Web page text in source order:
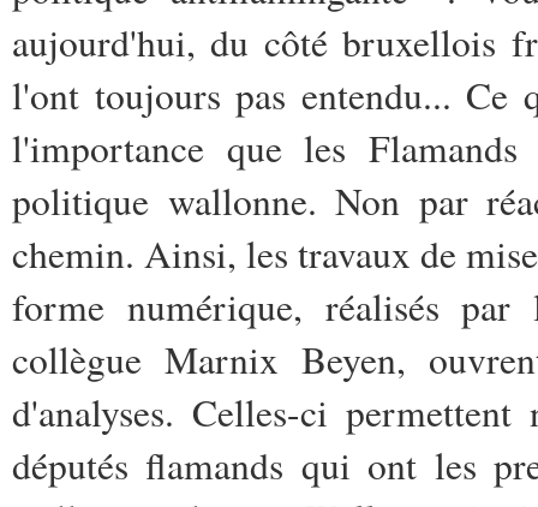
aujourd'hui, du côté bruxellois
l'ont toujours pas entendu... Ce
l'importance que les
politique wallonne. Non par
chemin. Ainsi, les travaux de
forme numérique, réalisés
collègue Marnix Beyen,
d'analyses. Celles-ci
députés flamands qui ont les